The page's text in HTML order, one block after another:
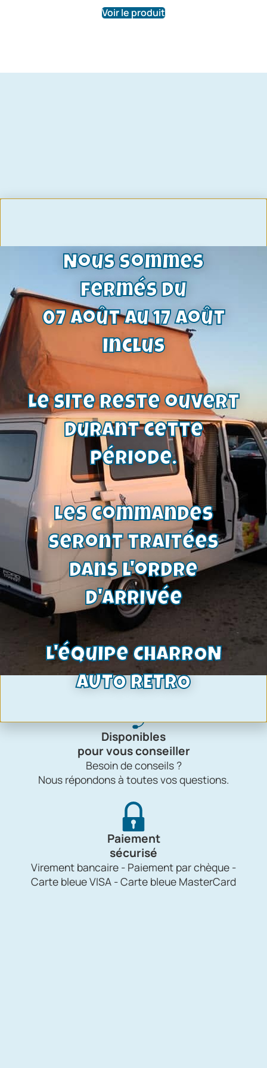
Voir le produit
Expertise
d'un passionné
Charron Auto Rétro, c'est avant tout une
affaire de passion !
Livraison
internationale
Quel que soit votre pays,
nous pouvons vous fournir.
Disponibles
pour vous conseiller
Besoin de conseils ?
Nous répondons à toutes vos questions.
Paiement
sécurisé
Virement bancaire - Paiement par chèque -
Carte bleue VISA - Carte bleue MasterCard